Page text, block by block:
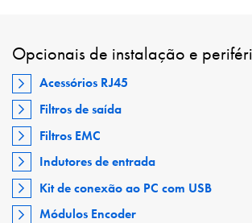
Opcionais de instalação e
Acessórios RJ45
Filtros de saída
Filtros EMC
Indutores de entrada
Kit de conexão ao PC com USB
Módulos Encoder